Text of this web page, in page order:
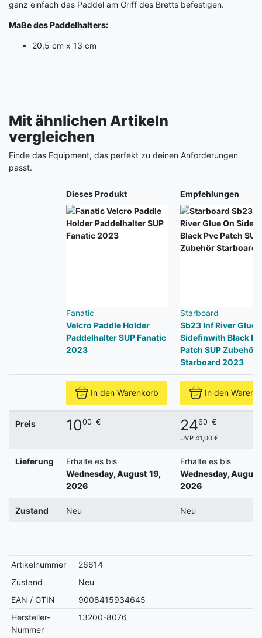
ganz einfach das Paddel am Griff des Bretts befestigen.
Maße des Paddelhalters:
20,5 cm x 13 cm
Mit ähnlichen Artikeln
vergleichen
Finde das Equipment, das perfekt zu deinen Anforderungen
passt.
Dieses Produkt
Fanatic
Velcro Paddle Holder
Paddelhalter SUP Fanatic
2023
Empfehlungen
Starboard
Sb23 Inf River Glue
Sidefinwith Black
Patch SUP Zubehör
Starboard 2023
In den Warenkorb In den
Preis 1000 € 2460 €
UVP 41,00 €
Lieferung
Erhalte es bis
Wednesday, August 19,
2026
Erhalte es bis
Wednesday, August
2026
Zustand Neu Neu
Artikelnummer
26614
Zustand
Neu
EAN / GTIN
9008415934645
Hersteller-
Nummer
13200-8076